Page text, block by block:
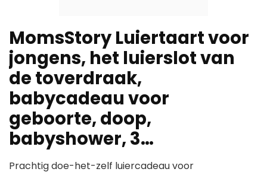
MomsStory Luiertaart voor
jongens, het luierslot van
de toverdraak,
babycadeau voor
geboorte, doop,
babyshower, 3…
Prachtig doe-het-zelf luiercadeau voor